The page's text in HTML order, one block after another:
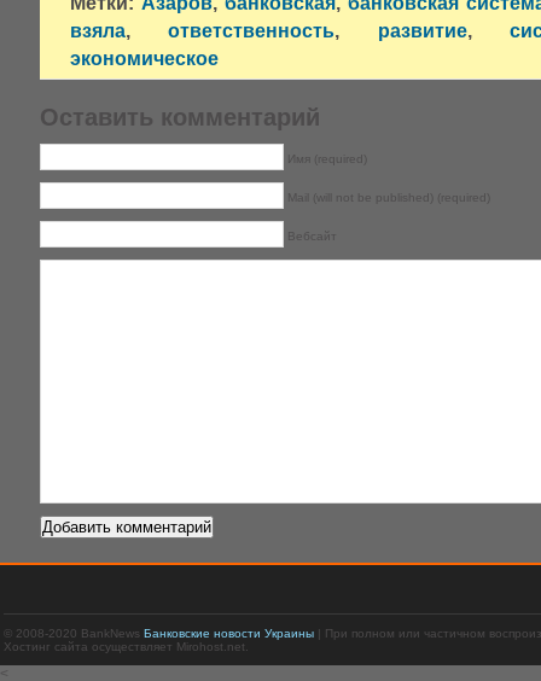
взяла, ответственность, развитие,
экономическое
Оставить комментарий
Имя (required)
Mail (will not be published) (required)
Вебсайт
© 2008-2020 BankNews Банковские новости Украины| При полном или частичном
Хостинг сайта осуществляет Mirohost.net.
<